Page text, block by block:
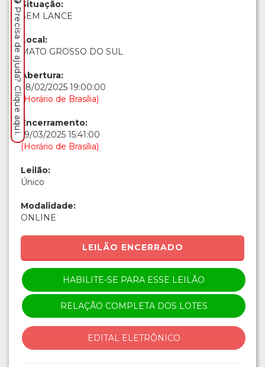
Situação:
SEM LANCE
Local:
MATO GROSSO DO SUL
Abertura:
28/02/2025 19:00:00
(Horário de Brasília)
Encerramento:
19/03/2025 15:41:00
(Horário de Brasília)
Leilão:
Único
Modalidade:
ONLINE
LEILÃO ENCERRADO
HABILITE-SE PARA ESSE LEILÃO
RELAÇÃO COMPLETA DOS LOTES
EDITAL ELETRÔNICO
Precisa de ajuda? Clique aqui.